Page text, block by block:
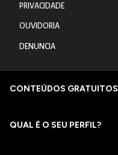
PRIVACIDADE
OUVIDORIA
DENUNCIA
CONTEÚDOS GRATUITOS
QUAL É O SEU PERFIL?